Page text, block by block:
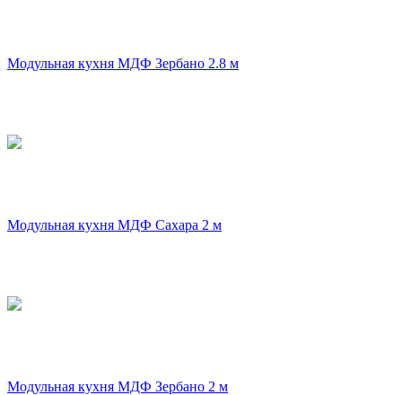
Модульная кухня МДФ Зербано 2.8 м
Модульная кухня МДФ Сахара 2 м
Модульная кухня МДФ Зербано 2 м